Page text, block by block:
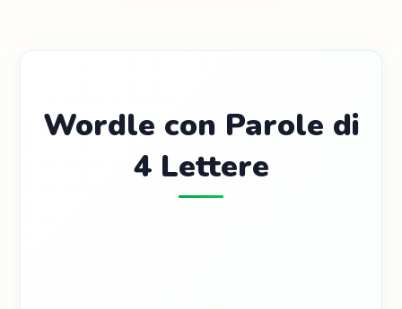
Wordle con Parole di
4 Lettere